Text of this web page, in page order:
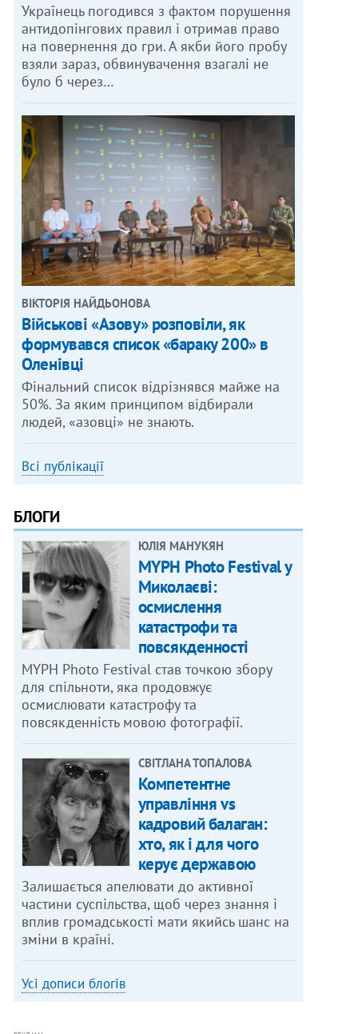
Українець погодився з фактом порушення
антидопінгових правил і отримав право
на повернення до гри. А якби його пробу
взяли зараз, обвинувачення взагалі не
було б через…
ВІКТОРІЯ НАЙДЬОНОВА
Військові «Азову» розповіли, як
формувався список «бараку 200» в
Оленівці
Фінальний список відрізнявся майже на
50%. За яким принципом відбирали
людей, «азовці» не знають.
Всі публікації
БЛОГИ
ЮЛІЯ МАНУКЯН
MYPH Photo Festival у
Миколаєві:
осмислення
катастрофи та
повсякденності
MYPH Photo Festival став точкою збору
для спільноти, яка продовжує
осмислювати катастрофу та
повсякденність мовою фотографії.
СВІТЛАНА ТОПАЛОВА
Компетентне
управління vs
кадровий балаган:
хто, як і для чого
керує державою
Залишається апелювати до активної
частини суспільства, щоб через знання і
вплив громадськості мати якийсь шанс на
зміни в країні.
Усі дописи блогів